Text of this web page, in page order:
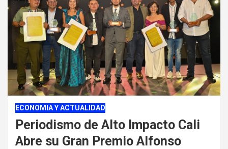
ECONOMIA Y ACTUALIDAD
Periodismo de Alto Impacto Cali
Abre su Gran Premio Alfonso